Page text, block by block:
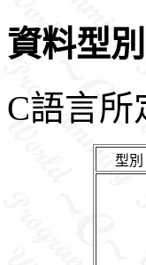
資料型
C語言所
型別